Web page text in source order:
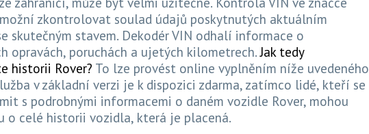
zkontrolovat soulad údajů poskytnutých aktuálním
skutečným stavem. Dekodér VIN odhalí informace o
opravách, poruchách a ujetých kilometrech.Jak tedy
historii Rover? To lze provést online vyplněním níže uvedeného
v základní verzi je k dispozici zdarma, zatímco lidé, kteří se
s podrobnými informacemi o daném vozidle Rover, mohou
o celé historii vozidla, která je placená.